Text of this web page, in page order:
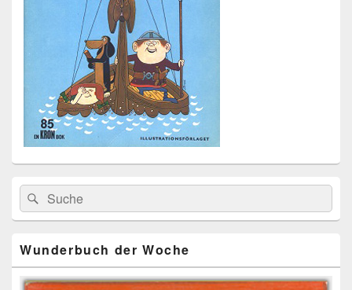
Primärer
Seitenleisten
Widget-
Bereich
Search
for:
Suche
Wunderbuch der Woche